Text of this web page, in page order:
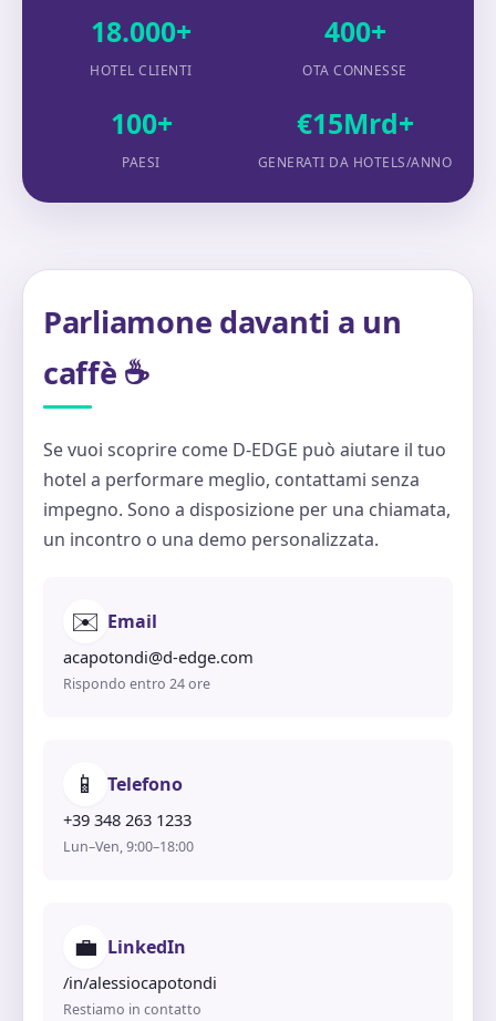
18.000+
HOTEL CLIENTI
400+
OTA CONNESSE
100+
PAESI
€15Mrd+
GENERATI DA HOTELS/ANNO
Parliamone davanti a un
caffè ☕
Se vuoi scoprire come D-EDGE può aiutare il tuo
hotel a performare meglio, contattami senza
impegno. Sono a disposizione per una chiamata,
un incontro o una demo personalizzata.
✉️ Email
acapotondi@d-edge.com
Rispondo entro 24 ore
📱 Telefono
+39 348 263 1233
Lun–Ven, 9:00–18:00
💼 LinkedIn
/in/alessiocapotondi
Restiamo in contatto